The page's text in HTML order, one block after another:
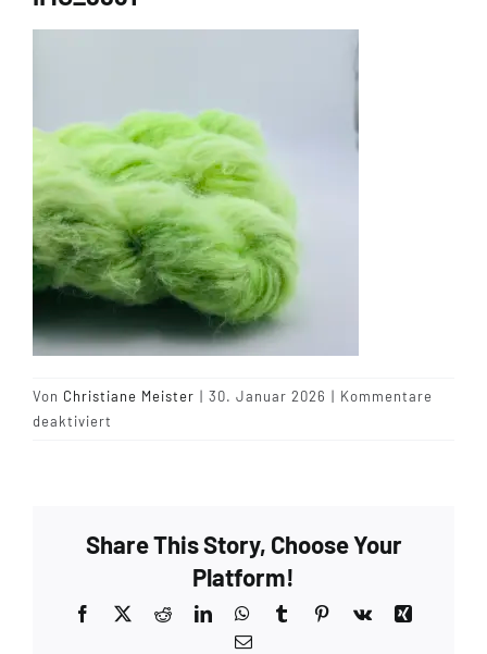
Münster Yarn
Wollfestivals
Kontakt
Von Christiane Meister | 30. Januar 2026 | Kommentare
deaktiviert
Share This Story, Choose Your
Platform!
Facebook Reddit LinkedInWhatsApp
TumblrPinterest
Vk
E-